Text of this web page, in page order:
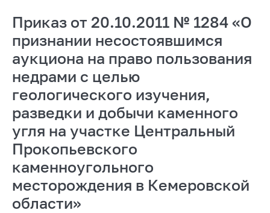
Приказ от 20.10.2011 № 1284 «О
признании несостоявшимся
аукциона на право пользования
недрами с целью
геологического изучения,
разведки и добычи каменного
угля на участке Центральный
Прокопьевского
каменноугольного
месторождения в Кемеровской
области»